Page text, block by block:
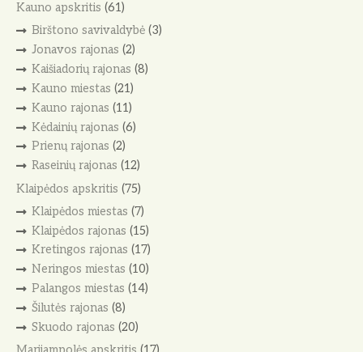
Kauno apskritis (61)
Birštono savivaldybė(3)
Jonavos rajonas (2)
Kaišiadorių rajonas (8)
Kauno miestas (21)
Kauno rajonas (11)
Kėdainių rajonas (6)
Prienų rajonas (2)
Raseinių rajonas (12)
Klaipėdos apskritis (75)
Klaipėdos miestas (7)
Klaipėdos rajonas (15)
Kretingos rajonas (17)
Neringos miestas (10)
Palangos miestas (14)
Šilutės rajonas (8)
Skuodo rajonas (20)